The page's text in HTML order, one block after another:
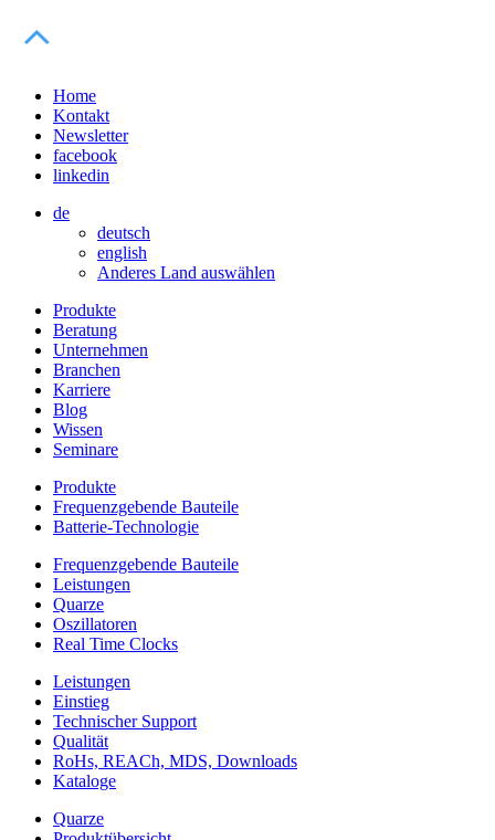
Home
Kontakt
Newsletter
facebook
linkedin
de
deutsch
english
Anderes Land auswählen
Produkte
Beratung
Unternehmen
Branchen
Karriere
Blog
Wissen
Seminare
Produkte
Frequenzgebende Bauteile
Batterie-Technologie
Frequenzgebende Bauteile
Leistungen
Quarze
Oszillatoren
Real Time Clocks
Leistungen
Einstieg
Technischer Support
Qualität
RoHs, REACh, MDS, Downloads
Kataloge
Quarze